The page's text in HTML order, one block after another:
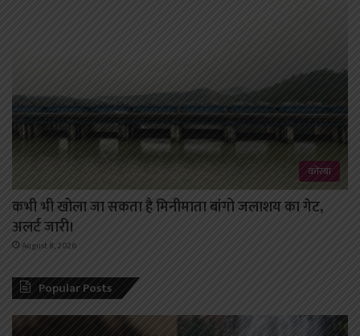
कोरबा
कभी भी खोला जा सकता है मिनीमाता बांगो जलाशय का गेट,
अलर्ट जारी।
August 8, 2026
Popular Posts